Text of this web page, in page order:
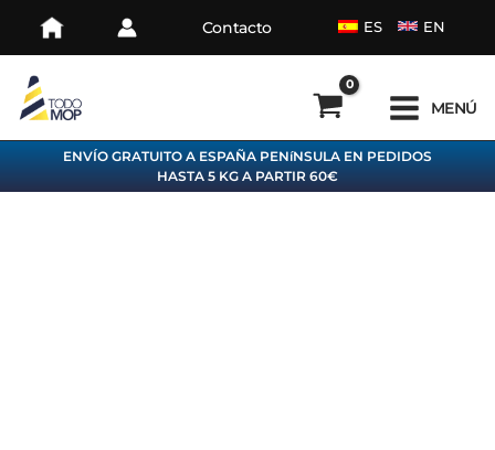
Contacto ES EN
MENÚ
ENVÍO GRATUITO A ESPAÑA PENíNSULA EN PEDIDOS
HASTA 5 KG A PARTIR 60€